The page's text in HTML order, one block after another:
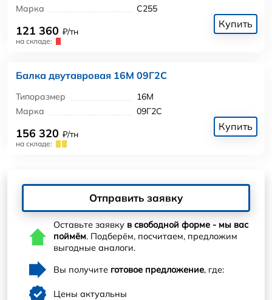
Марка
С255
121 360 ₽/тн
на складе:
Купить
Балка двутавровая 16М 09Г2С
Типоразмер
16М
Марка
09Г2С
156 320 ₽/тн
на складе:
Купить
Отправить заявку
Оставьте заявку в свободной форме - мы вас
поймём. Подберём, посчитаем, предложим
выгодные аналоги.
Вы получите готовое предложение, где:
Цены актуальны